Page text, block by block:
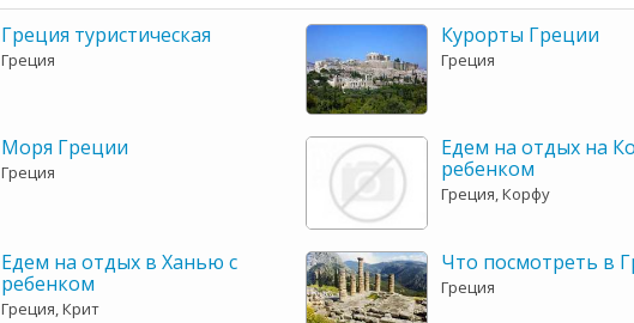
Греция туристическая
Греция
Курорты Греции
Греция
Моря Греции
Греция
Едем на отдых на
ребенком
Греция, Корфу
Едем на отдых в Ханью с
ребенком
Греция, Крит
Что посмотреть в
Греция